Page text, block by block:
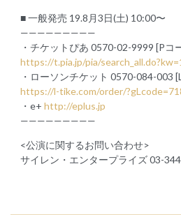
■ 一般発売 19.8月3日(土) 10:00〜
—————————
・チケットぴあ 0570-02-9999 [Pコ
https://t.pia.jp/pia/
・ローソンチケット 0570-084-003
https://l-tike.com/order/
・e+ http://eplus.jp
—————————
<公演に関するお問い合わせ>
サイレン・エンタープライズ 03-